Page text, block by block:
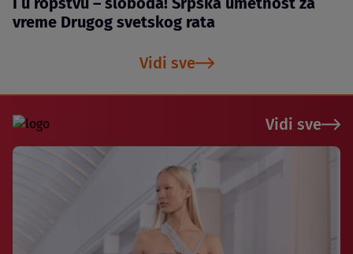
vreme Drugog svetskog rata
Vidi sve
Vidi sve